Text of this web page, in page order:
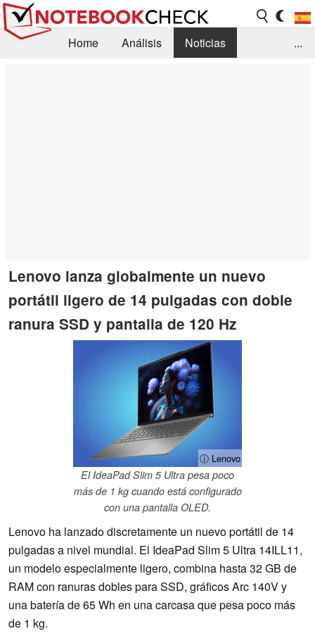
Home Análisis
Noticias
...
Lenovo lanza globalmente un nuevo
portátil ligero de 14 pulgadas con doble
ranura SSD y pantalla de 120 Hz
ⓘ Lenovo
El IdeaPad Slim 5 Ultra pesa poco
más de 1 kg cuando está configurado
con una pantalla OLED.
Lenovo ha lanzado discretamente un nuevo portátil de 14
pulgadas a nivel mundial. El IdeaPad Slim 5 Ultra 14ILL11,
un modelo especialmente ligero, combina hasta 32 GB de
RAM con ranuras dobles para SSD, gráficos Arc 140V y
una batería de 65 Wh en una carcasa que pesa poco más
de 1 kg.